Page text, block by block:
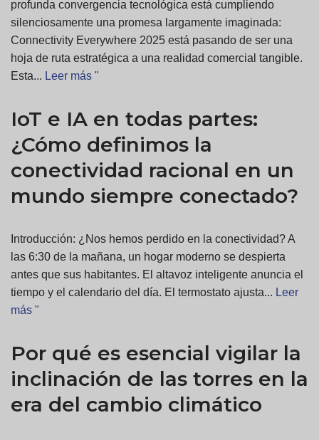
profunda convergencia tecnológica está cumpliendo
silenciosamente una promesa largamente imaginada:
Connectivity Everywhere 2025 está pasando de ser una
hoja de ruta estratégica a una realidad comercial tangible.
Esta... Leer más "
IoT e IA en todas partes:
¿Cómo definimos la
conectividad racional en un
mundo siempre conectado?
Introducción: ¿Nos hemos perdido en la conectividad? A
las 6:30 de la mañana, un hogar moderno se despierta
antes que sus habitantes. El altavoz inteligente anuncia el
tiempo y el calendario del día. El termostato ajusta... Leer
más "
Por qué es esencial vigilar la
inclinación de las torres en la
era del cambio climático